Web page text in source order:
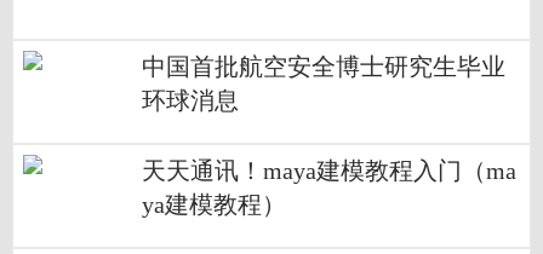
中国首批航空安全博士研究生毕业
环球消息
天天通讯！maya建模教程入门（ma
ya建模教程）